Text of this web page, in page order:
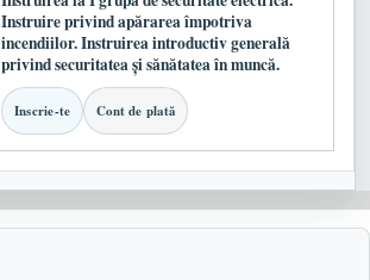
Instruire privind apărarea împotriva
incendiilor. Instruirea introductiv generală
privind securitatea și sănătatea în muncă.
Inscrie-te Cont de plată